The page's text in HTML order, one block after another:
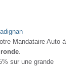
Mandataire Auto à
sur une grande